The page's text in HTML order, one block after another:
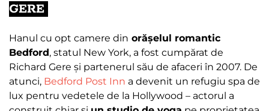
GERE
Hanul cu opt camere din orășelul romantic
Bedford, statul New York, a fost cumpărat de
Richard Gere și partenerul său de afaceri în 2007. De
atunci, Bedford Post Inn a devenit un refugiu spa de
lux pentru vedetele de la Hollywood – actorul a